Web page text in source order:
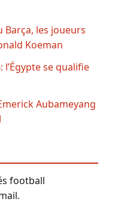
Barça, les joueurs
Koeman
se qualifie
Aubameyang
football